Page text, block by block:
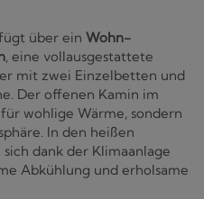
über ein Wohn-
, eine vollausgestattete
mit zwei Einzelbetten und
Der offenen Kamin im
wohlige Wärme, sondern
In den heißen
dank der Klimaanlage
Abkühlung und erholsame